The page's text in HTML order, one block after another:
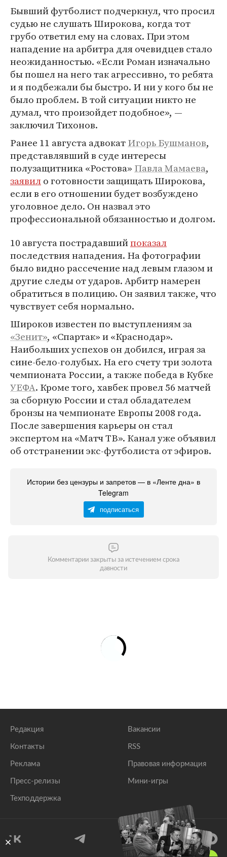
Бывший футболист подчеркнул, что просил
судью не слушать Широкова, когда тот
грубо ответил ему на словах. При этом
нападение на арбитра для очевидцев стало
неожиданностью. «Если Роман изначально
бы пошел на него так агрессивно, то ребята
и я подбежали бы быстро. И ни у кого бы не
было проблем. В той ситуации никто не
думал, что произойдет подобное», —
заключил Тихонов.
Ранее 11 августа адвокатИгорь Бушманов,
представлявший в суде интересы
полузащитника «Ростова» Павла Мамаева,
заявило готовности защищать Широкова,
если в его отношении будет возбуждено
уголовное дело. Он назвал это
профессиональной обязанностью и долгом.
10 августа пострадавшийпоказал
последствия нападения. На фотографии
было видно рассечение над левым глазом и
другие следы от ударов. Арбитр намерен
обратиться в полицию. Он заявил также, что
чувствует себя нормально.
Широков известен по выступлениям за
«Зенит», «Спартак» и «Краснодар».
Наибольших успехов он добился, играя за
сине-бело-голубых. На его счету три золота
чемпионата России, а также победа в Кубке
УЕФА. Кроме того, хавбек провел 56 матчей
за сборную России и стал обладателем
бронзы на чемпионате Европы 2008 года.
После завершения карьеры он стал
экспертом на «Матч ТВ». Канал уже объявил
об отстранении экс-футболиста от эфиров.
Истории без цензуры и запретов — в «Ленте дна» в
Telegram
подписаться
Комментарии закрыты за истечением срока
давности
Редакция
Контакты
Реклама
Пресс-релизы
Техподдержка
Вакансии
RSS
Правовая информация
Мини-игры